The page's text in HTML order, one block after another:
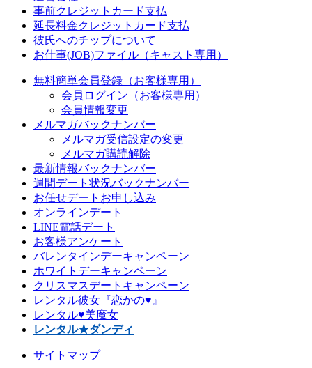
事前クレジットカード支払
延長料金クレジットカード支払
彼氏へのチップについて
お仕事(JOB)ファイル（キャスト専用）
無料簡単会員登録（お客様専用）
会員ログイン（お客様専用）
会員情報変更
メルマガバックナンバー
メルマガ受信設定の変更
メルマガ購読解除
最新情報バックナンバー
週間デート状況バックナンバー
お任せデートお申し込み
オンラインデート
LINE電話デート
お客様アンケート
バレンタインデーキャンペーン
ホワイトデーキャンペーン
クリスマスデートキャンペーン
レンタル彼女『恋かの♥』
レンタル♥美魔女
レンタル★ダンディ
サイトマップ